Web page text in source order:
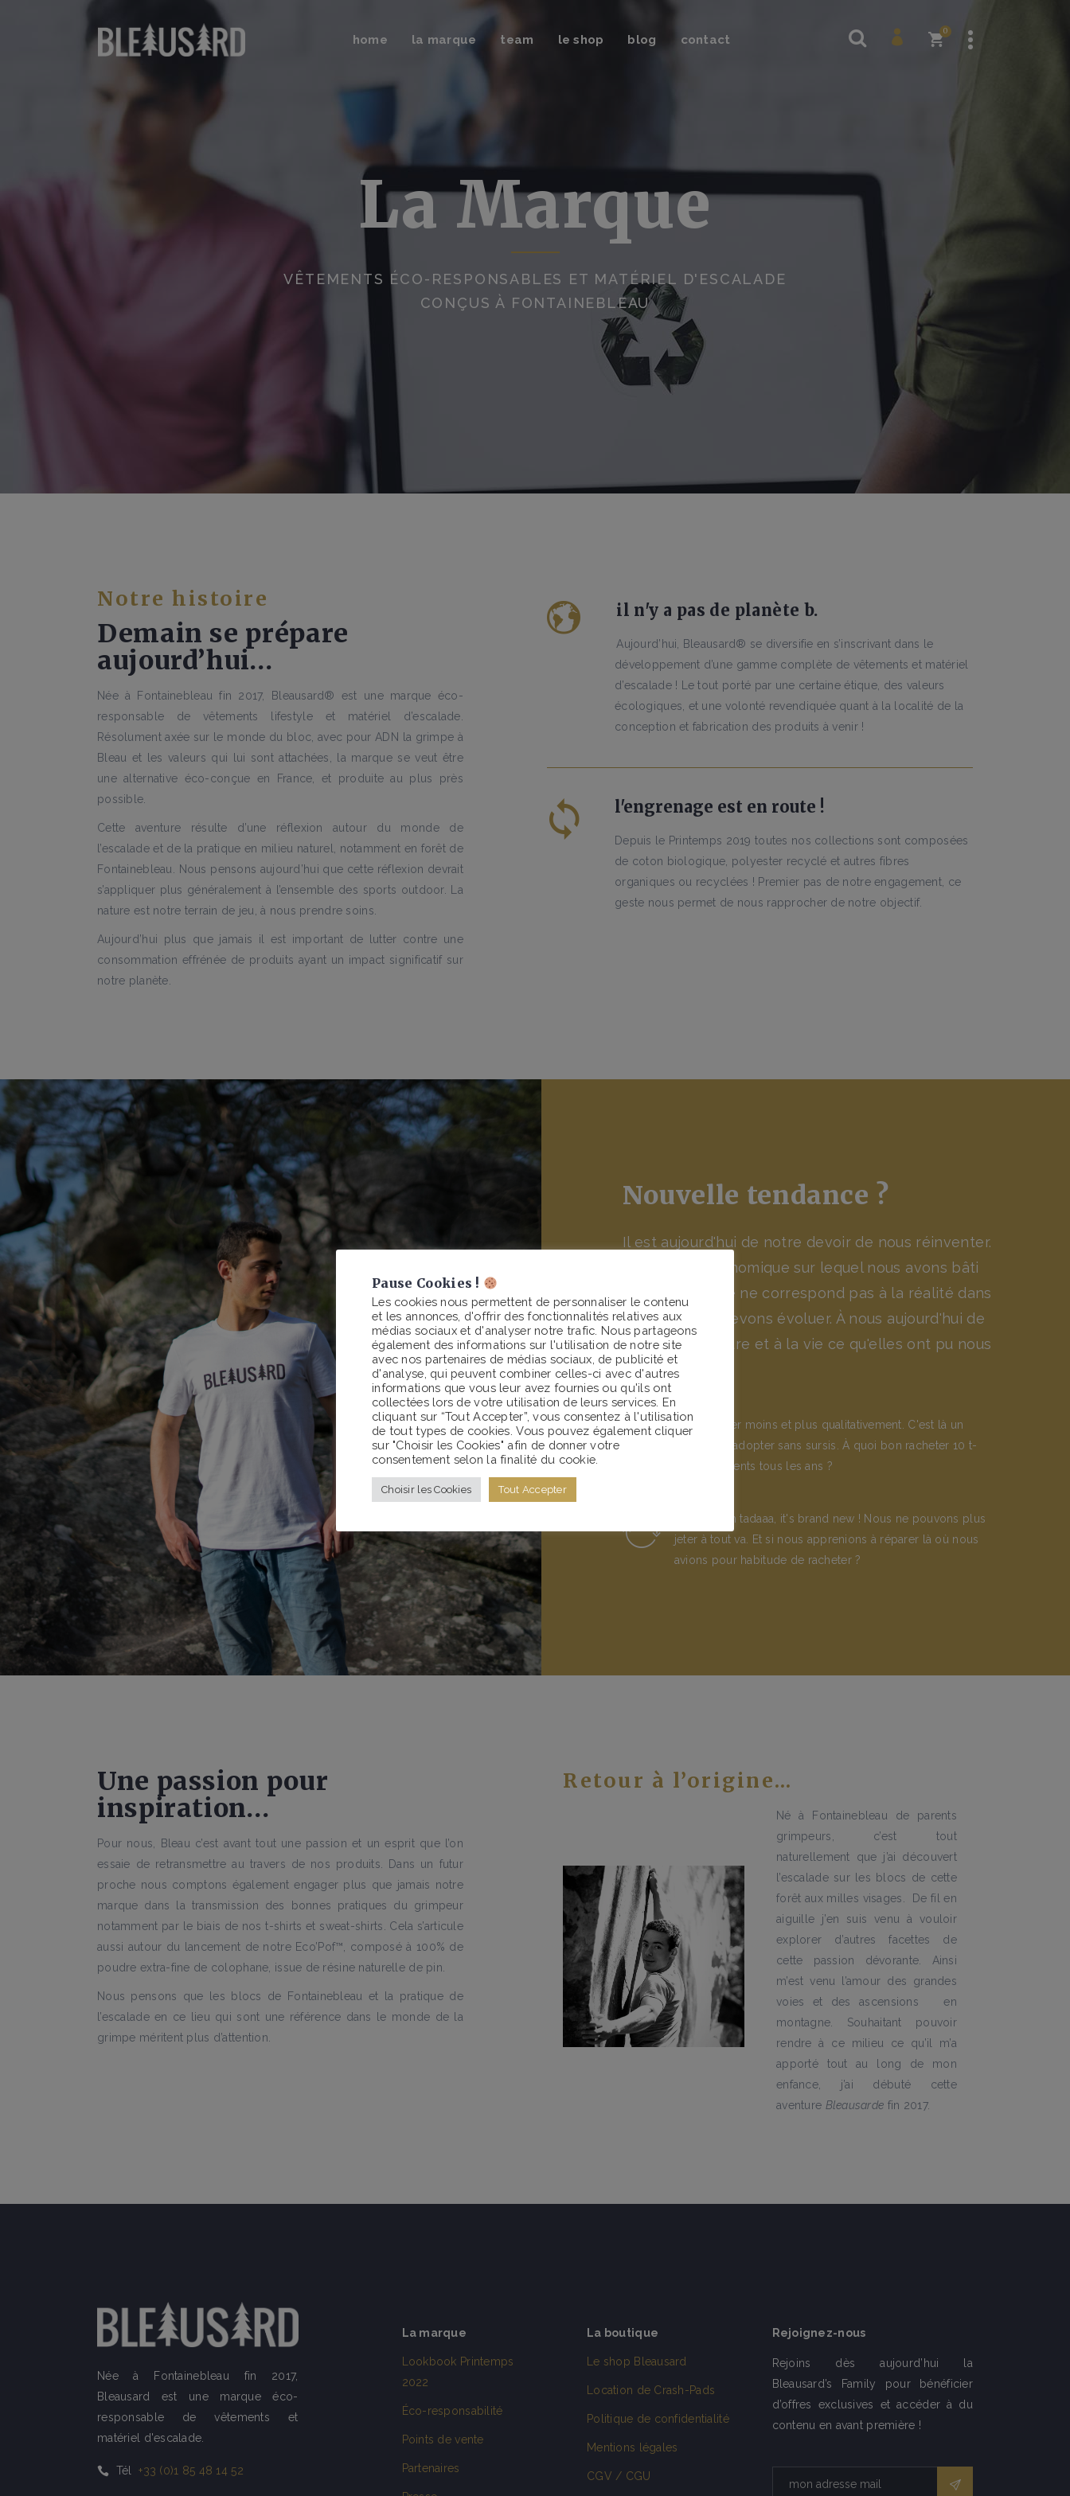
home la marque team le shop
Sweat-shirts
Casquettes & Bonnets Crash-pads
Chaussons d’escalade
Cartes
blog contact
0
Nouveautés
T-shirts
La Marque
VÊTEMENTS ÉCO-RESPONSABLES ET MATÉRIEL D'ESCALADE
CONÇUS À FONTAINEBLEAU
Notre histoire
Demain se prépare
aujourd’hui…
Née à Fontainebleau fin 2017, Bleausard® est une marque éco-
responsable de vêtements lifestyle et matériel d’escalade.
Résolument axée sur le monde du bloc, avec pour ADN la grimpe à
Bleau et les valeurs qui lui sont attachées, la marque se veut être
une alternative éco-conçue en France, et produite au plus près
possible.
Cette aventure résulte d’une réflexion autour du monde de
l’escalade et de la pratique en milieu naturel, notamment en forêt de
Fontainebleau. Nous pensons aujourd’hui que cette réflexion devrait
s’appliquer plus généralement à l’ensemble des sports outdoor. La
nature est notre terrain de jeu, à nous prendre soins.
Aujourd’hui plus que jamais il est important de lutter contre une
consommation effrénée de produits ayant un impact significatif sur
notre planète.
il n'y a pas de planète b.
Aujourd’hui, Bleausard® se diversifie en s’inscrivant dans le
développement d’une gamme complète de vêtements et matériel
d’escalade ! Le tout porté par une certaine étique, des valeurs
écologiques, et une volonté revendiquée quant à la localité de la
conception et fabrication des produits à venir !
l'engrenage est en route !
Depuis le Printemps 2019 toutes nos collections sont composées
de coton biologique, polyester recyclé et autres fibres
organiques ou recyclées ! Premier pas de notre engagement, ce
geste nous permet de nous rapprocher de notre objectif.
Nouvelle tendance ?
Il est aujourd'hui de notre devoir de nous réinventer.
Le modèle économique sur lequel nous avons bâti
notre économie ne correspond pas à la réalité dans
laquelle nous devons évoluer. À nous aujourd'hui de
rendre à la nature et à la vie ce qu'elles ont pu nous
apporter.
Consommer moins et plus qualitativement. C'est là un
leitmotiv à adopter sans sursis. À quoi bon racheter 10 t-
shirts différents tous les ans ?
Repair, then tadaaa, it's brand new ! Nous ne pouvons plus
jeter à tout va. Et si nous apprenions à réparer là où nous
avions pour habitude de racheter ?
Une passion pour
inspiration…
Pour nous, Bleau c’est avant tout une passion et un esprit que l’on
essaie de retransmettre au travers de nos produits. Dans un futur
proche nous comptons également engager plus que jamais notre
marque dans la transmission des bonnes pratiques du grimpeur
notamment par le biais de nos t-shirts et sweat-shirts. Cela s’articule
aussi autour du lancement de notre Eco’Pof™, composé à 100% de
poudre extra-fine de colophane, issue de résine naturelle de pin.
Nous pensons que les blocs de Fontainebleau et la pratique de
l’escalade en ce lieu qui sont une référence dans le monde de la
grimpe méritent plus d’attention.
Retour à l’origine…
Aymeric Monin
Fondateur
Né à Fontainebleau de parents
grimpeurs, c’est tout
naturellement que j’ai découvert
l’escalade sur les blocs de cette
forêt aux milles visages. De fil en
aiguille j’en suis venu à vouloir
explorer d’autres facettes de
cette passion dévorante. Ainsi
m’est venu l’amour des grandes
voies et des ascensions en
montagne. Souhaitant pouvoir
rendre à ce milieu ce qu’il m’a
apporté tout au long de mon
enfance, j’ai débuté cette
aventure Bleausarde fin 2017.
Née à Fontainebleau fin 2017,
Bleausard est une marque éco-
responsable de vêtements et
matériel d'escalade.
Tél +33 (0)1 85 48 14 52
La marque
Lookbook Printemps
2022
Éco-responsabilité
Points de vente
Partenaires
La boutique
Le shop Bleausard
Location de Crash-Pads
Politique de confidentialité
Mentions légales
CGV / CGU
Rejoignez-nous
Rejoins dès aujourd’hui la
Bleausard’s Family pour bénéficier
d’offres exclusives et accéder à du
contenu en avant première !
Pause Cookies !
Les cookies nous permettent de personnaliser le contenu
et les annonces, d'offrir des fonctionnalités relatives aux
médias sociaux et d'analyser notre trafic. Nous partageons
également des informations sur l'utilisation de notre site
avec nos partenaires de médias sociaux, de publicité et
d'analyse, qui peuvent combiner celles-ci avec d'autres
informations que vous leur avez fournies ou qu'ils ont
collectées lors de votre utilisation de leurs services. En
cliquant sur “Tout Accepter”, vous consentez à l'utilisation
de tout types de cookies. Vous pouvez également cliquer
sur "Choisir les Cookies" afin de donner votre
consentement selon la finalité du cookie.
Choisir les Cookies Tout Accepter